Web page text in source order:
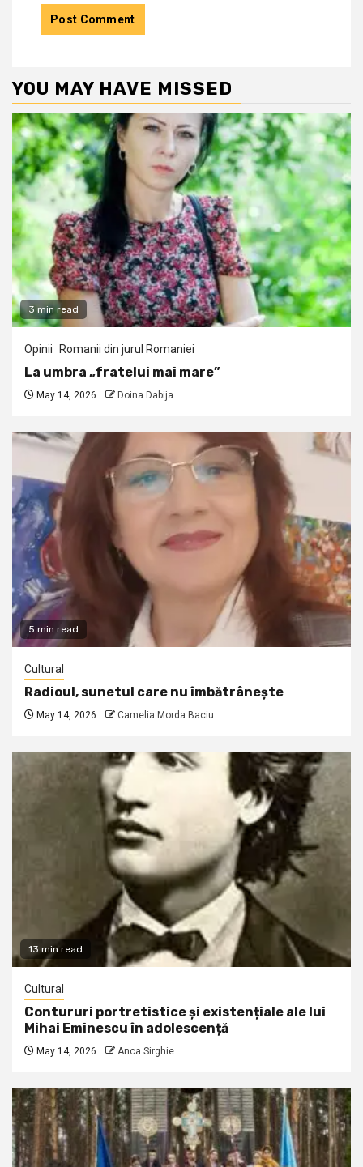
YOU MAY HAVE MISSED
3 min read
Opinii Romanii din jurul Romaniei
La umbra „fratelui mai mare”
May 14, 2026 Doina Dabija
5 min read
Cultural
Radioul, sunetul care nu îmbătrânește
May 14, 2026 Camelia Morda Baciu
13 min read
Cultural
Contururi portretistice și existențiale ale lui
Mihai Eminescu în adolescență
May 14, 2026 Anca Sirghie